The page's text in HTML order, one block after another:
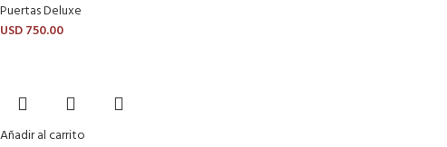
Puertas Deluxe
USD750.00
Añadir al carrito